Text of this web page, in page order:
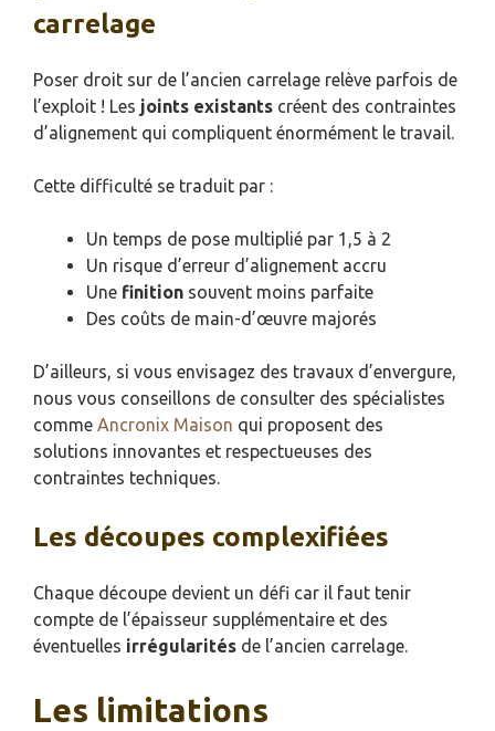
carrelage
Poser droit sur de l’ancien carrelage relève parfois de
l’exploit ! Les joints existants créent des contraintes
d’alignement qui compliquent énormément le travail.
Cette difficulté se traduit par :
Un temps de pose multiplié par 1,5 à 2
Un risque d’erreur d’alignement accru
Une finition souvent moins parfaite
Des coûts de main-d’œuvre majorés
D’ailleurs, si vous envisagez des travaux d’envergure,
nous vous conseillons de consulter des spécialistes
comme Ancronix Maison qui proposent des
solutions innovantes et respectueuses des
contraintes techniques.
Les découpes complexifiées
Chaque découpe devient un défi car il faut tenir
compte de l’épaisseur supplémentaire et des
éventuelles irrégularités de l’ancien carrelage.
Les limitations